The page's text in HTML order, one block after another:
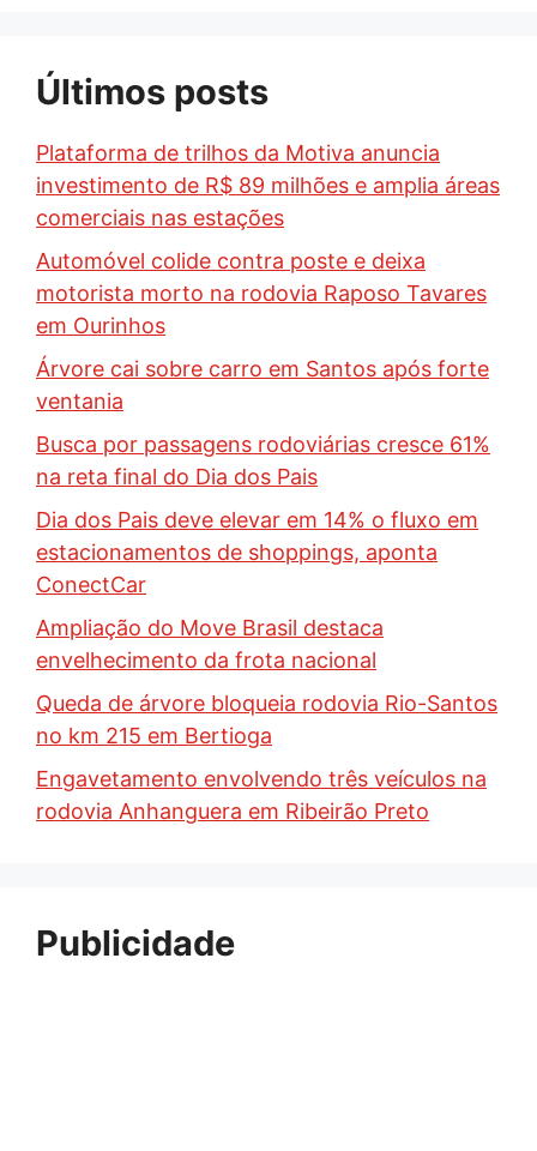
Últimos posts
Plataforma de trilhos da Motiva anuncia
investimento de R$ 89 milhões e amplia áreas
comerciais nas estações
Automóvel colide contra poste e deixa
motorista morto na rodovia Raposo Tavares
em Ourinhos
Árvore cai sobre carro em Santos após forte
ventania
Busca por passagens rodoviárias cresce 61%
na reta final do Dia dos Pais
Dia dos Pais deve elevar em 14% o fluxo em
estacionamentos de shoppings, aponta
ConectCar
Ampliação do Move Brasil destaca
envelhecimento da frota nacional
Queda de árvore bloqueia rodovia Rio-Santos
no km 215 em Bertioga
Engavetamento envolvendo três veículos na
rodovia Anhanguera em Ribeirão Preto
Publicidade